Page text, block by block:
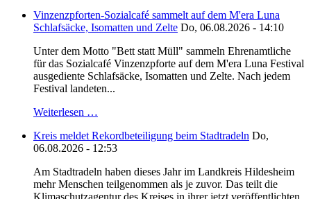
Vinzenzpforten-Sozialcafé sammelt auf dem M'era Luna
Schlafsäcke, Isomatten und Zelte Do, 06.08.2026 - 14:10
Unter dem Motto "Bett statt Müll" sammeln Ehrenamtliche
für das Sozialcafé Vinzenzpforte auf dem M'era Luna Festival
ausgediente Schlafsäcke, Isomatten und Zelte. Nach jedem
Festival landeten...
Weiterlesen …
Kreis meldet Rekordbeteiligung beim Stadtradeln Do,
06.08.2026 - 12:53
Am Stadtradeln haben dieses Jahr im Landkreis Hildesheim
mehr Menschen teilgenommen als je zuvor. Das teilt die